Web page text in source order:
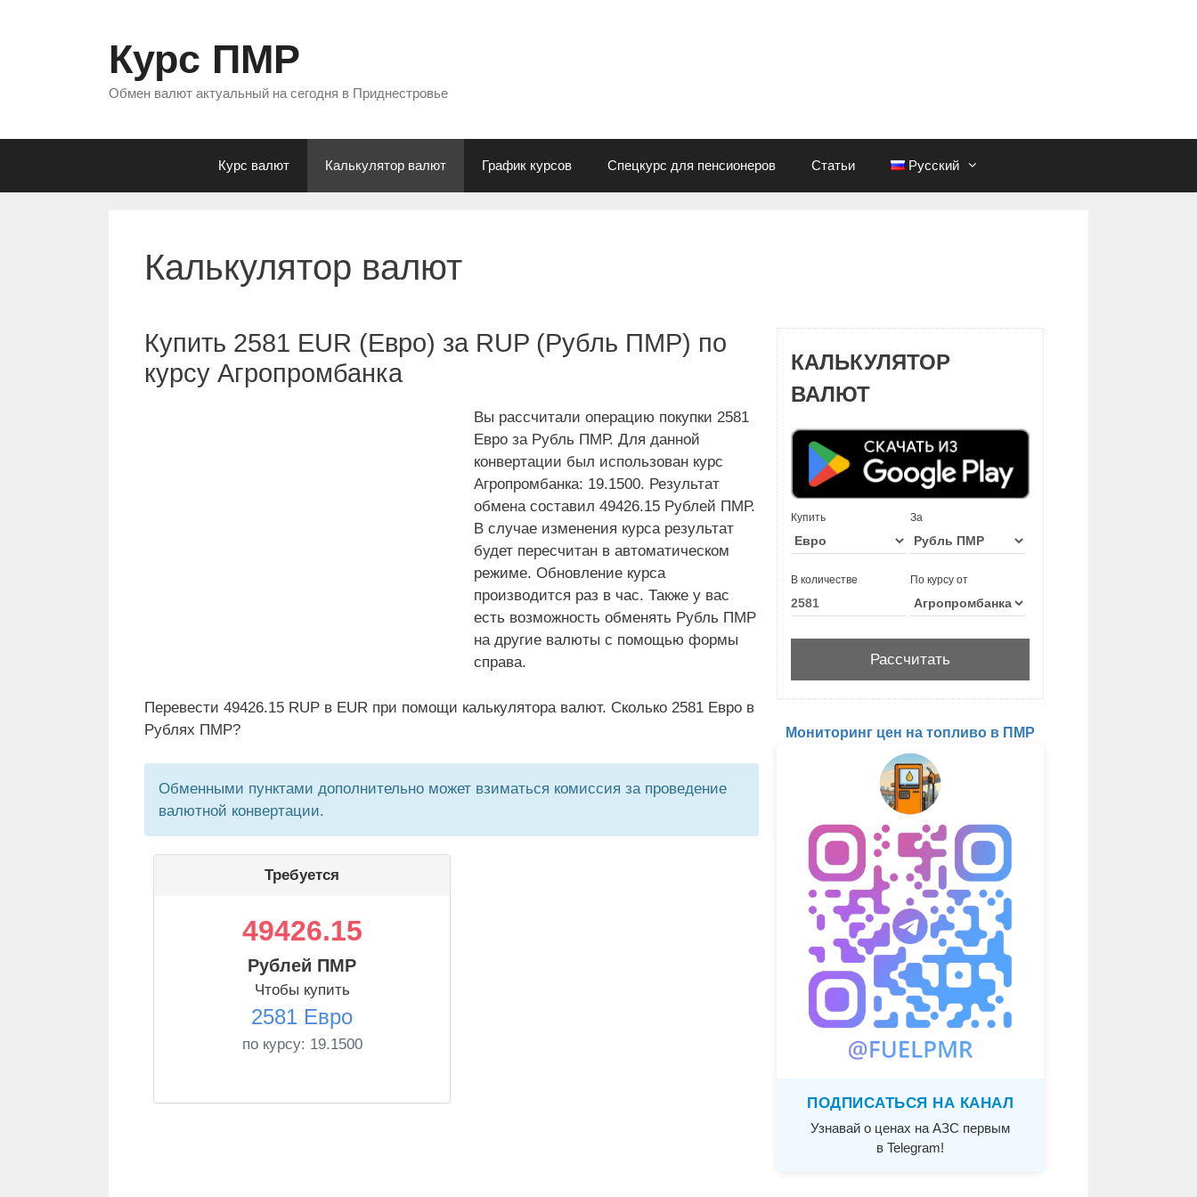
Курс ПМР
Обмен валют актуальный на сегодня в Приднестровье
Курс валют Калькулятор валют График курсов Спецкурс для пенсионеров Статьи Русский
Калькулятор валют
Купить 2581 EUR (Евро) за RUP (Рубль ПМР) по
курсу Агропромбанка
Вы рассчитали операцию покупки 2581
Евро за Рубль ПМР. Для данной
конвертации был использован курс
Агропромбанка: 19.1500. Результат
обмена составил 49426.15 Рублей ПМР.
В случае изменения курса результат
будет пересчитан в автоматическом
режиме. Обновление курса
производится раз в час. Также у вас
есть возможность обменять Рубль ПМР
на другие валюты с помощью формы
справа.
Перевести 49426.15 RUP в EUR при помощи калькулятора валют. Сколько 2581 Евро в
Рублях ПМР?
Обменными пунктами дополнительно может взиматься комиссия за проведение
валютной конвертации.
Требуется
49426.15
Рублей ПМР
Чтобы купить
2581 Евро
по курсу: 19.1500
КАЛЬКУЛЯТОР
ВАЛЮТ
Купить За
В количестве По курсу от
Мониторинг цен на топливо в ПМР
ПОДПИСАТЬСЯ НА КАНАЛ
Узнавай о ценах на АЗС первым
в Telegram!